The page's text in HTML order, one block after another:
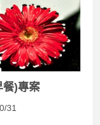
餐)專案
31